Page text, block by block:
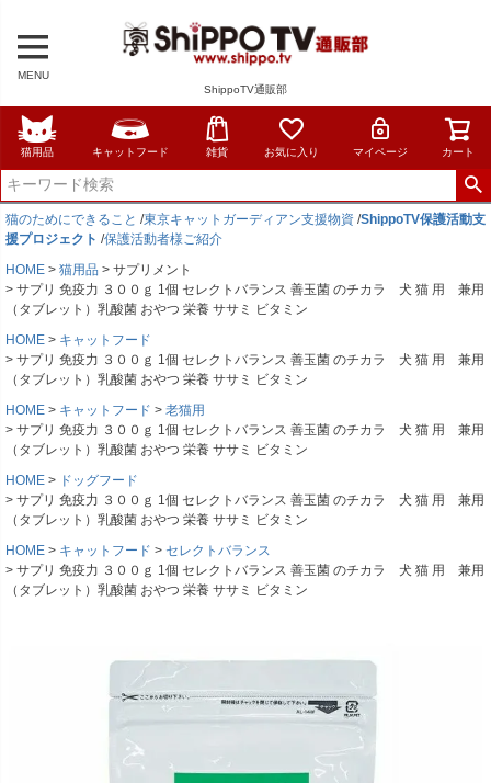
MENU
ShippoTV通販部
猫用品 キャットフード 雑貨 お気に入り マイページ カート
猫のためにできること /東京キャットガーディアン支援物資 /ShippoTV保護活動支
援プロジェクト /保護活動者様ご紹介
HOME
猫用品
サプリメント
サプリ 免疫力 ３００ｇ 1個 セレクトバランス 善玉菌 のチカラ 犬 猫 用 兼用
（タブレット）乳酸菌 おやつ 栄養 ササミ ビタミン
HOME
キャットフード
サプリ 免疫力 ３００ｇ 1個 セレクトバランス 善玉菌 のチカラ 犬 猫 用 兼用
（タブレット）乳酸菌 おやつ 栄養 ササミ ビタミン
HOME
キャットフード
老猫用
サプリ 免疫力 ３００ｇ 1個 セレクトバランス 善玉菌 のチカラ 犬 猫 用 兼用
（タブレット）乳酸菌 おやつ 栄養 ササミ ビタミン
HOME
ドッグフード
サプリ 免疫力 ３００ｇ 1個 セレクトバランス 善玉菌 のチカラ 犬 猫 用 兼用
（タブレット）乳酸菌 おやつ 栄養 ササミ ビタミン
HOME
キャットフード
セレクトバランス
サプリ 免疫力 ３００ｇ 1個 セレクトバランス 善玉菌 のチカラ 犬 猫 用 兼用
（タブレット）乳酸菌 おやつ 栄養 ササミ ビタミン